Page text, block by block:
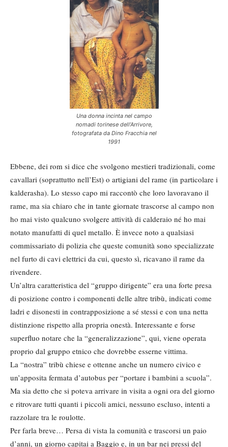
Una donna incinta nel campo
nomadi torinese dell’Arrivore,
fotografata da Dino Fracchia nel
1991
Ebbene, dei rom si dice che svolgono mestieri tradizionali, come
cavallari (soprattutto nell’Est) o artigiani del rame (in particolare i
kalderasha). Lo stesso capo mi raccontò che loro lavoravano il
rame, ma sia chiaro che in tante giornate trascorse al campo non
ho mai visto qualcuno svolgere attività di calderaio né ho mai
notato manufatti di quel metallo. È invece noto a qualsiasi
commissariato di polizia che queste comunità sono specializzate
nel furto di cavi elettrici da cui, questo sì, ricavano il rame da
rivendere.
Un’altra caratteristica del “gruppo dirigente” era una forte presa
di posizione contro i componenti delle altre tribù, indicati come
ladri e disonesti in contrapposizione a sé stessi e con una netta
distinzione rispetto alla propria onestà. Interessante e forse
superfluo notare che la “generalizzazione”, qui, viene operata
proprio dal gruppo etnico che dovrebbe esserne vittima.
La “nostra” tribù chiese e ottenne anche un numero civico e
un’apposita fermata d’autobus per “portare i bambini a scuola”.
Ma sia detto che si poteva arrivare in visita a ogni ora del giorno
e ritrovare tutti quanti i piccoli amici, nessuno escluso, intenti a
razzolare tra le roulotte.
Per farla breve… Persa di vista la comunità e trascorsi un paio
d’anni, un giorno capitai a Baggio e, in un bar nei pressi del